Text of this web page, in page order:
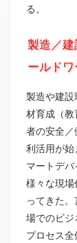
る。
製造／建
ールド
製造や建設
材育成（教
者の安全
利活用が始
マートデ
様々な現場
ってきた
場でのビジ
プロセス全